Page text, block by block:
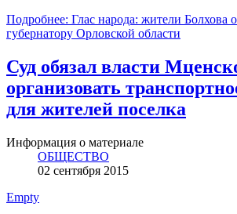
Подробнее: Глас народа: жители Болхова
губернатору Орловской области
Суд обязал власти
организовать
для жителей поселка
Информация о материале
ОБЩЕСТВО
02 сентября 2015
Empty